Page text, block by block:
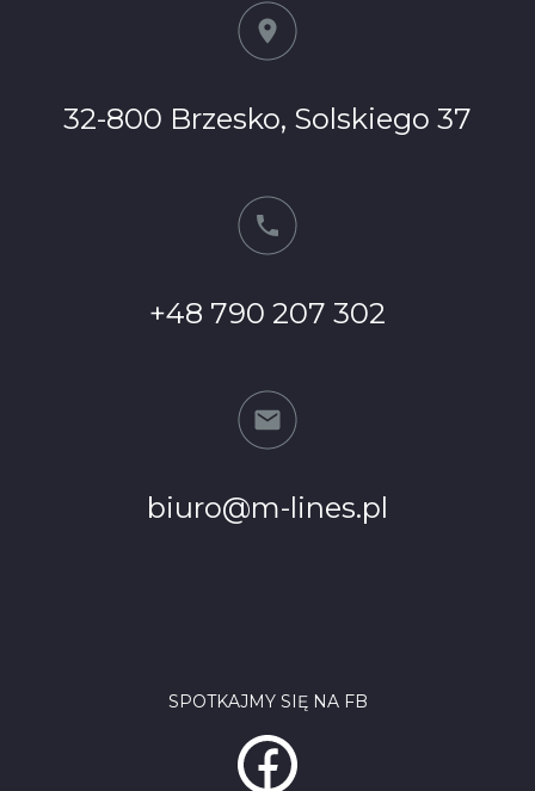
32-800 Brzesko, Solskiego 37
+48 790 207 302
biuro@m-lines.pl
SPOTKAJMY SIĘ NA FB